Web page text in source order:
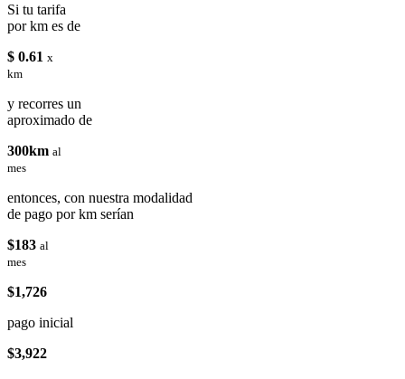
Si tu tarifa
por km es de
$ 0.61 x
km
y recorres un
aproximado de
300km al
mes
entonces, con nuestra modalidad
de pago por km serían
$183 al
mes
$1,726
pago inicial
$3,922